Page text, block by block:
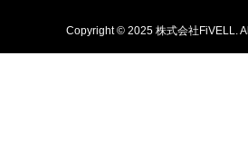
Copyright © 2025 株式会社FiVELL.